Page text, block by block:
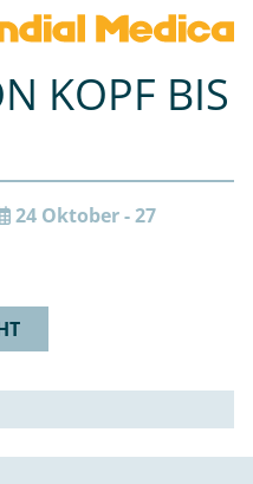
KOPF BIS
24 Oktober - 27